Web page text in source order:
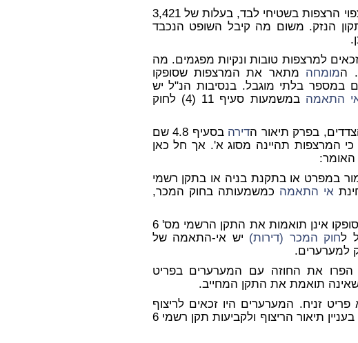
על צפוי הרצפות בשטיחי לבד, בעלות של 3,421
הנזק. משום מה קיבל השופט הנכבד
למרצפות טובות ונקיות מפגמים. מה
המומחה מתאר את המרצפות שסופקו
במספר בלתי מוגבל. בנסיבות הנ"ל יש
התאמה
במשמעות סעיף 11 (4) לחוק
בפרק תיאור הדירה
בסעיף 4.8 שם
המרצפות תהיינה מסוג א'. אך חל כאן
במפרט או בתקנת בניה או בתקן רשמי
אי התאמה כמשמעותה בחוק המכר,
אני למד, שהמרצפות שסופקו אינן תואמות את התקן הרשמי מס' 6
חוק המכר (דירות) יש אי-התאמה של
למערערים.
הפרו את החוזה עם המערערים בפריט
תואמת את התקן המחייב.
זניח. המערערים היו זכאים לריצוף
החדר לפי מה שנקבע בעניין זה במיפרט בעניין תיאור הריצוף ולקביעות תקן רשמי 6